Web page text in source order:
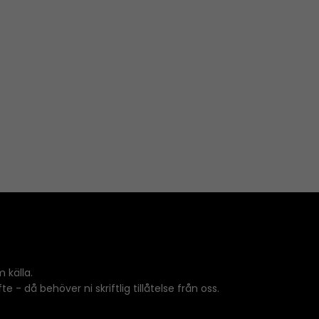
källa.
- då behöver ni skriftlig tillåtelse från oss.